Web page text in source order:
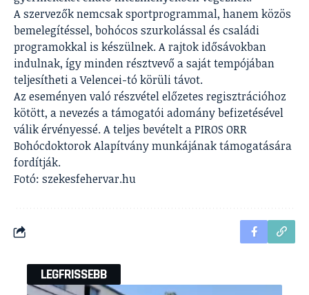
A szervezők nemcsak sportprogrammal, hanem közös
bemelegítéssel, bohócos szurkolással és családi
programokkal is készülnek. A rajtok idősávokban
indulnak, így minden résztvevő a saját tempójában
teljesítheti a Velencei-tó körüli távot.
Az eseményen való részvétel előzetes regisztrációhoz
kötött, a nevezés a támogatói adomány befizetésével
válik érvényessé. A teljes bevételt a PIROS ORR
Bohócdoktorok Alapítvány munkájának támogatására
fordítják.
Fotó: szekesfehervar.hu
LEGFRISSEBB